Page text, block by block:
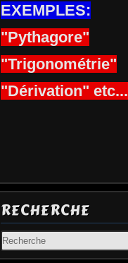
EXEMPLES:
"Pythagore"
"Trigonométrie"
"Dérivation" etc...
RECHERCHE